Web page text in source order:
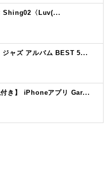
Shing02〈Luv(...
ジャズ アルバム BEST 5...
付き】 iPhoneアプリ Gar...